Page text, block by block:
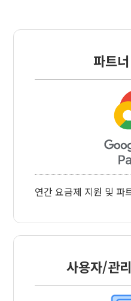
파트
연간 요금제 지원 및 파
사용자/관